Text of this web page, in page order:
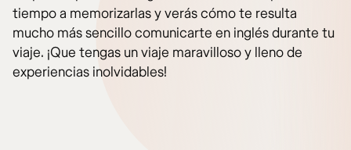
tiempo a memorizarlas y verás cómo te resulta
mucho más sencillo comunicarte en inglés durante tu
viaje. ¡Que tengas un viaje maravilloso y lleno de
experiencias inolvidables!